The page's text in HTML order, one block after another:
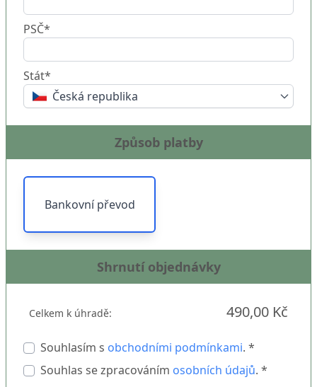
PSČ*
Stát*
Česká republika
Způsob platby
Bankovní převod
Shrnutí objednávky
Celkem k úhradě: 490,00 Kč
Souhlasím s obchodními podmínkami. *
Souhlas se zpracováním osobních údajů. *